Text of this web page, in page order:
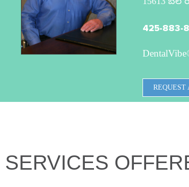
425-883-
REQUEST
SERVICES